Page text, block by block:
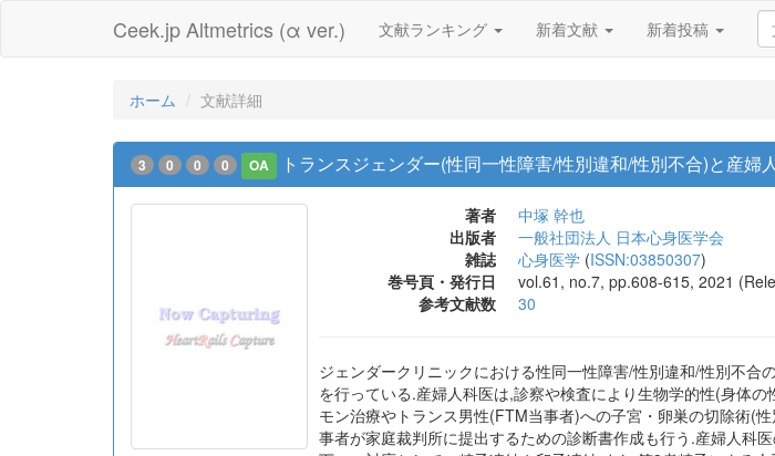
Ceek.jp Altmetrics (α ver.) 文献ランキング 新着文献 新着投稿
ホーム 文献詳細
3 0 0 0 OA トランスジェンダー(性同一性障害/性別違和/性別不合)と産婦
著者
中塚 幹也
出版者
一般社団法人 日本心身医学会
雑誌
心身医学 (ISSN:03850307)
巻号頁・発行日
vol.61, no.7, pp.608-615, 2021
参考文献数
30
ジェンダークリニックにおける性同一性障害/性別違和/性別不
を行っている.産婦人科医は,診察や検査により生物学的性(身体
モン治療やトランス男性(FTM当事者)への子宮・卵巣の切除術(
事者が家庭裁判所に提出するための診断書作成も行う.産婦人科